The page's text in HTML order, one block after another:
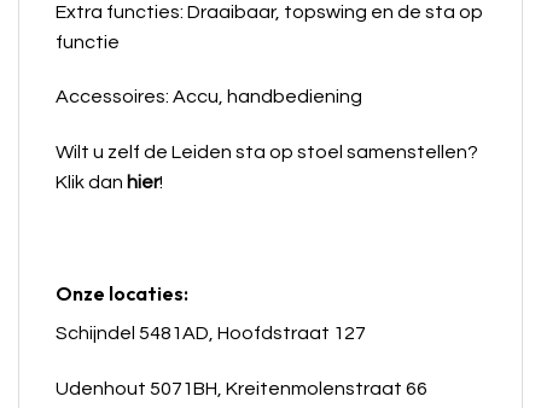
Extra functies: Draaibaar, topswing en de sta op
functie
Accessoires: Accu, handbediening
Wilt u zelf de Leiden sta op stoel samenstellen?
Klik dan hier!
Onze locaties:
Schijndel 5481AD, Hoofdstraat 127
Udenhout 5071BH, Kreitenmolenstraat 66